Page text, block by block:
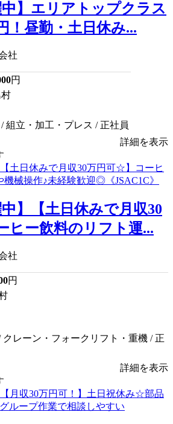
中】エリアトップクラス
！昼勤・土日休み...
社
円
組立・加工・プレス / 正社員
詳細を表示
中】【土日休みで月収30
ヒー飲料のリフト運...
社
円
クレーン・フォークリフト・重機 / 正
詳細を表示